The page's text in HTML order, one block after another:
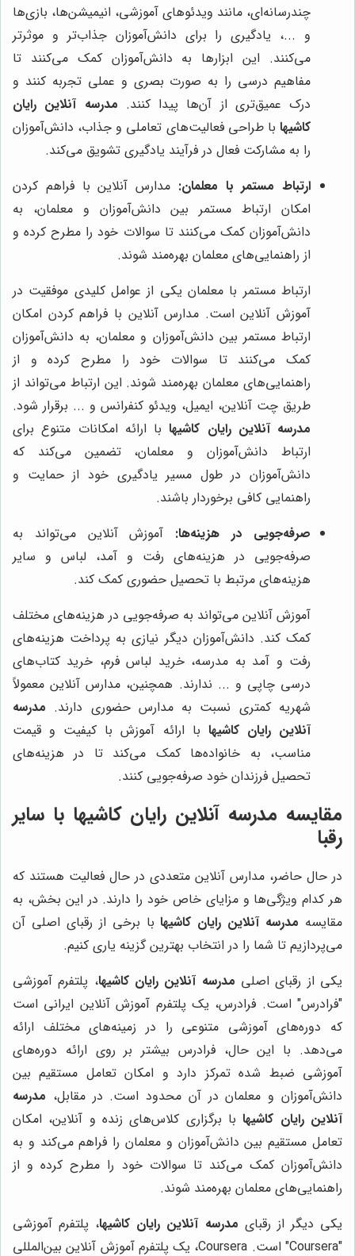
چندرسانه‌ای، مانند ویدئوهای آموزشی، انیمیشن‌ها، بازی‌ها
و ...، یادگیری را برای دانش‌آموزان جذاب‌تر و موثرتر
می‌کنند. این ابزارها به دانش‌آموزان کمک می‌کنند تا
مفاهیم درسی را به صورت بصری و عملی تجربه کنند و
درک عمیق‌تری از آن‌ها پیدا کنند. مدرسه آنلاین رایان
کاشیها با طراحی فعالیت‌های تعاملی و جذاب، دانش‌آموزان
را به مشارکت فعال در فرآیند یادگیری تشویق می‌کند.
ارتباط مستمر با معلمان: مدارس آنلاین با فراهم کردن
امکان ارتباط مستمر بین دانش‌آموزان و معلمان، به
دانش‌آموزان کمک می‌کنند تا سوالات خود را مطرح کرده و
از راهنمایی‌های معلمان بهره‌مند شوند.
ارتباط مستمر با معلمان یکی از عوامل کلیدی موفقیت در
آموزش آنلاین است. مدارس آنلاین با فراهم کردن امکان
ارتباط مستمر بین دانش‌آموزان و معلمان، به دانش‌آموزان
کمک می‌کنند تا سوالات خود را مطرح کرده و از
راهنمایی‌های معلمان بهره‌مند شوند. این ارتباط می‌تواند از
طریق چت آنلاین، ایمیل، ویدئو کنفرانس و ... برقرار شود.
مدرسه آنلاین رایان کاشیهابا ارائه امکانات متنوع برای
ارتباط دانش‌آموزان و معلمان، تضمین می‌کند که
دانش‌آموزان در طول مسیر یادگیری خود از حمایت و
راهنمایی کافی برخوردار باشند.
صرفه‌جویی در هزینه‌ها: آموزش آنلاین می‌تواند به
صرفه‌جویی در هزینه‌های رفت و آمد، لباس و سایر
هزینه‌های مرتبط با تحصیل حضوری کمک کند.
آموزش آنلاین می‌تواند به صرفه‌جویی در هزینه‌های مختلف
کمک کند. دانش‌آموزان دیگر نیازی به پرداخت هزینه‌های
رفت و آمد به مدرسه، خرید لباس فرم، خرید کتاب‌های
درسی چاپی و ... ندارند. همچنین، مدارس آنلاین معمولاً
شهریه کمتری نسبت به مدارس حضوری دارند. مدرسه
آنلاین رایان کاشیها با ارائه آموزش با کیفیت و قیمت
مناسب، به خانواده‌ها کمک می‌کند تا در هزینه‌های
تحصیل فرزندان خود صرفه‌جویی کنند.
مقایسه مدرسه آنلاین رایان کاشیها با سایر
رقبا
در حال حاضر، مدارس آنلاین متعددی در حال فعالیت هستند که
هر کدام ویژگی‌ها و مزایای خاص خود را دارند. در این بخش، به
مقایسه مدرسه آنلاین رایان کاشیهابا برخی از رقبای اصلی آن
می‌پردازیم تا شما را در انتخاب بهترین گزینه یاری کنیم.
یکی از رقبای اصلی مدرسه آنلاین رایان کاشیها، پلتفرم آموزشی
"فرادرس" است. فرادرس، یک پلتفرم آموزش آنلاین ایرانی است
که دوره‌های آموزشی متنوعی را در زمینه‌های مختلف ارائه
می‌دهد. با این حال، فرادرس بیشتر بر روی ارائه دوره‌های
آموزشی ضبط شده تمرکز دارد و امکان تعامل مستقیم بین
دانش‌آموزان و معلمان در آن محدود است. در مقابل، مدرسه
آنلاین رایان کاشیهابا برگزاری کلاس‌های زنده و آنلاین، امکان
تعامل مستقیم بین دانش‌آموزان و معلمان را فراهم می‌کند و به
دانش‌آموزان کمک می‌کند تا سوالات خود را مطرح کرده و از
راهنمایی‌های معلمان بهره‌مند شوند.
یکی دیگر از رقبای مدرسه آنلاین رایان کاشیها، پلتفرم آموزشی
"Coursera" است. Coursera، یک پلتفرم آموزش آنلاین بین‌المللی